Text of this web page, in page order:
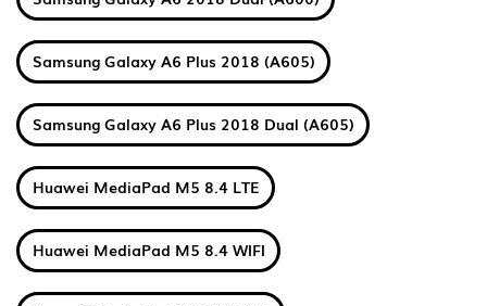
Samsung Galaxy A6 Plus 2018 (A605)
Samsung Galaxy A6 Plus 2018 Dual (A605)
Huawei MediaPad M5 8.4 LTE
Huawei MediaPad M5 8.4 WIFI